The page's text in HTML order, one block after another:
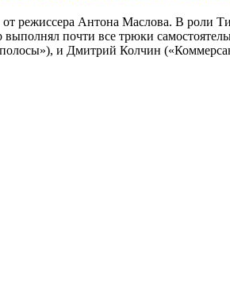
режиссера Антона Маслова. В роли
почти все трюки
и Дмитрий Колчин